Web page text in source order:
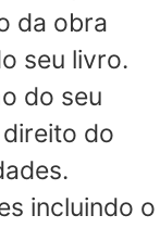
da obra
seu livro.
do seu
do
incluindo o